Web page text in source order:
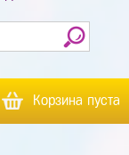
Корзина пуста